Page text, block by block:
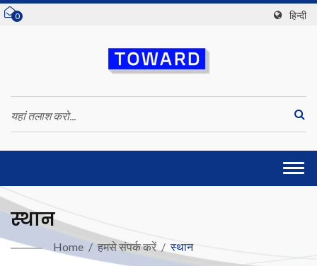
0 हिन्दी
स्थान
Home / हमसे संपर्क करें / स्थान